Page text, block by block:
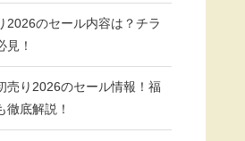
2026のセール内容は？チラ
見！
売り2026のセール情報！福
徹底解説！